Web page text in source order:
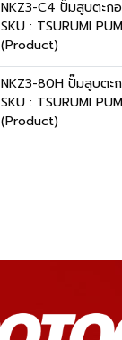
NKZ3-C4 ปั๊มสูบตะก
SKU : TSURUMI
(Product)
NKZ3-80H ปั๊มสูบตะ
SKU : TSURUMI
(Product)